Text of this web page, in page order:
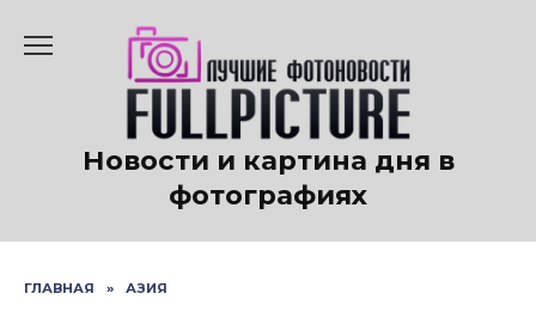
содержанию
Новости и картина дня в
фотографиях
ГЛАВНАЯ » АЗИЯ